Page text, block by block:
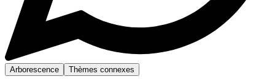
Arborescence Thèmes connexes